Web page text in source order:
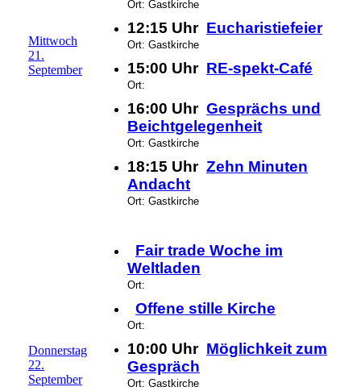
Mittwoch
21.
September
Ort: Gastkirche
12:15 Uhr Eucharistiefeier
Ort: Gastkirche
15:00 Uhr RE-spekt-Café
Ort:
16:00 Uhr Gesprächs und
Beichtgelegenheit
Ort: Gastkirche
18:15 Uhr Zehn Minuten
Andacht
Ort: Gastkirche
Donnerstag
22.
September
Fair trade Woche im
Weltladen
Ort:
Offene stille Kirche
Ort:
10:00 Uhr Möglichkeit zum
Gespräch
Ort: Gastkirche